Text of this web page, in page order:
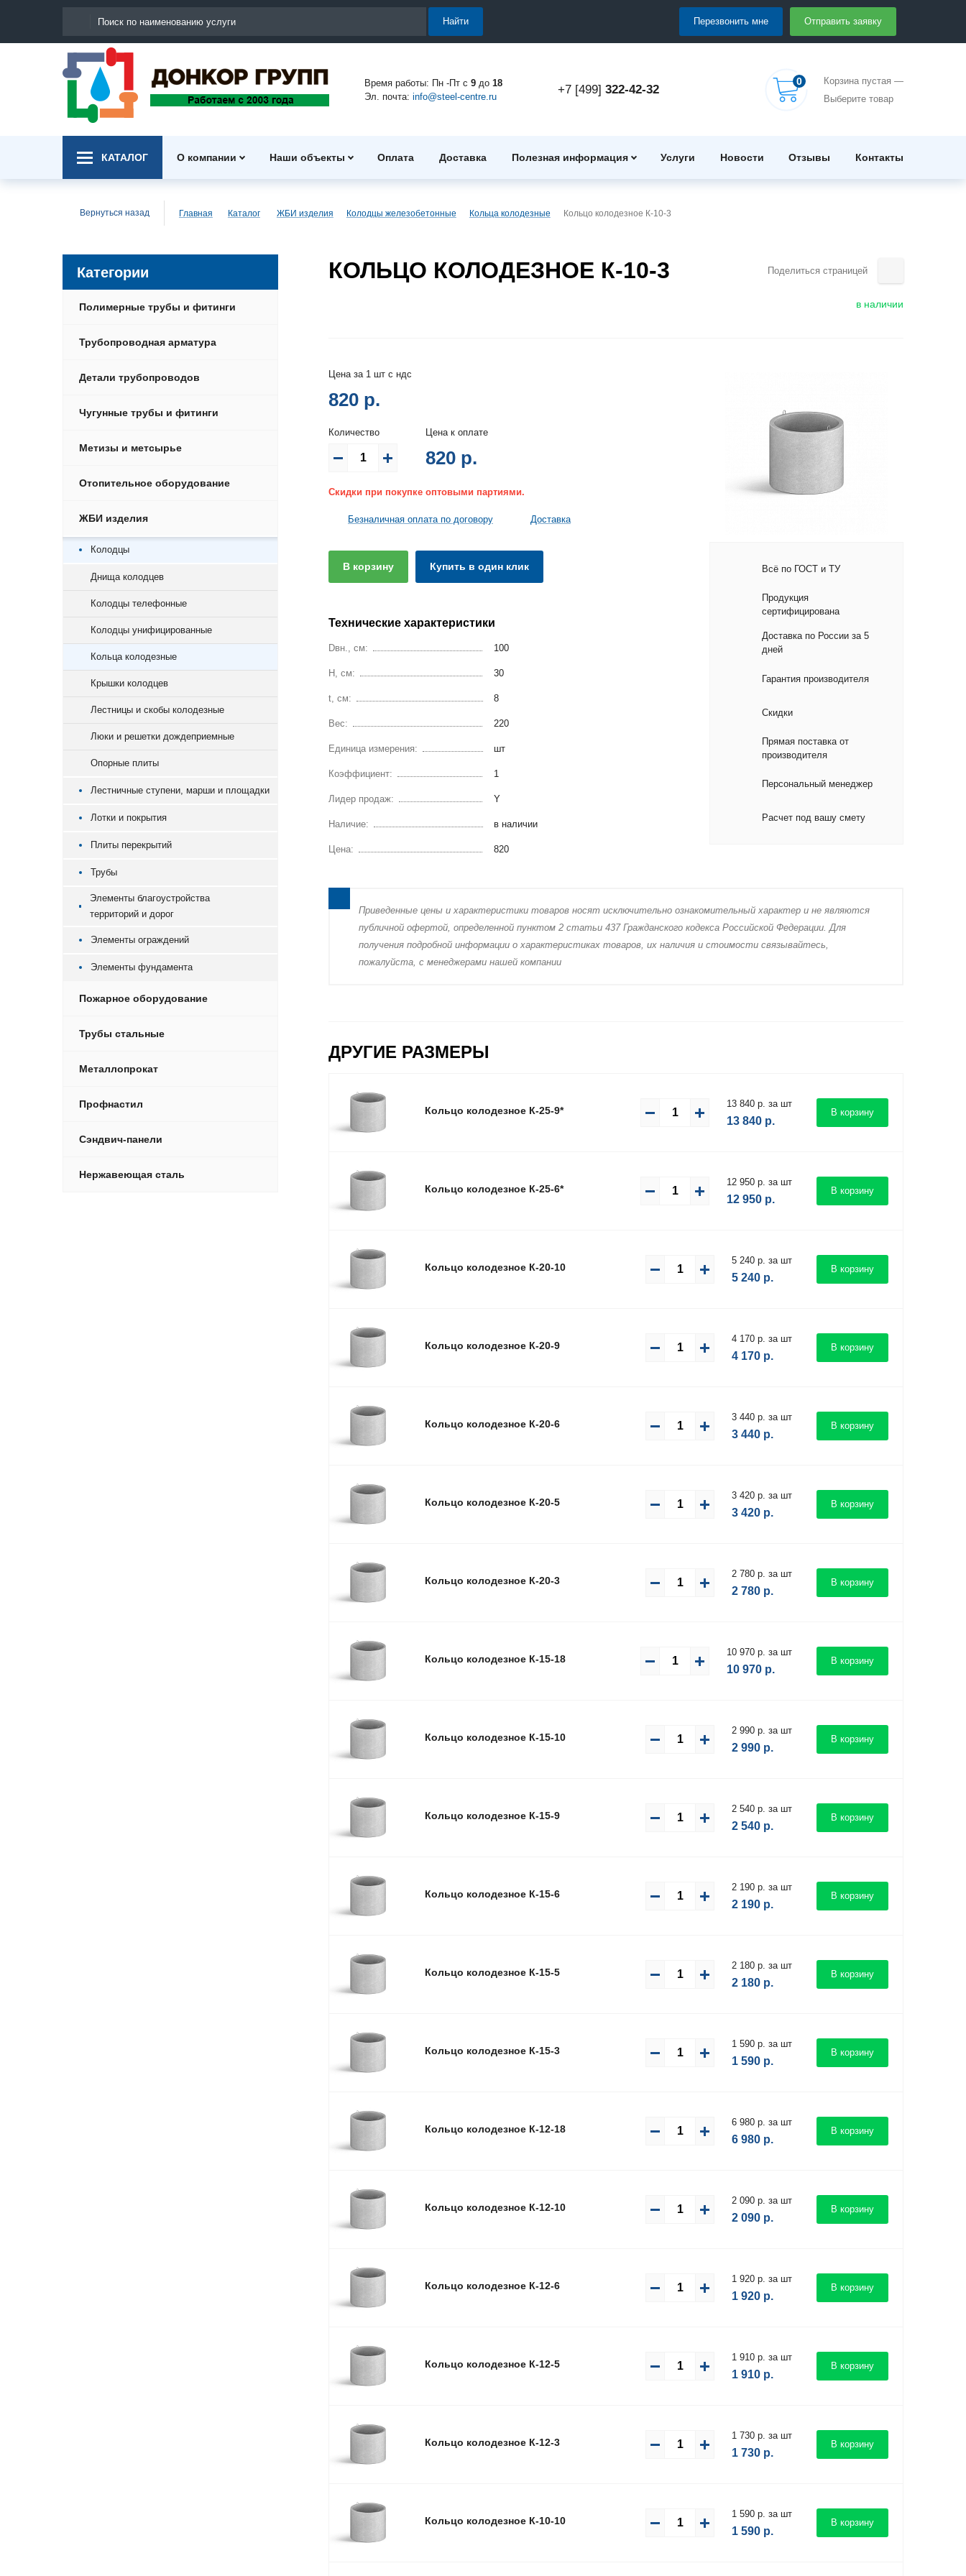
Найти Перезвонить мне Отправить заявку
Время работы: Пн -Пт с 9до 18
Эл. почта: info@steel-centre.ru
+7 [499] 322-42-32
0
Корзина пустая —
Выберите товар
КАТАЛОГ О компании Наши объекты Оплата Доставка Полезная информация Услуги Новости Отзывы Контакты
Вернуться назад Главная Каталог ЖБИ изделия Колодцы железобетонные Кольца колодезные Кольцо колодезное К-10-3
КОЛЬЦО КОЛОДЕЗНОЕ К-10-3 Поделиться страницей
в наличии
Цена за 1 шт с ндс
820 р.
Количество Цена к оплате
820р.
Скидки при покупке оптовыми партиями.
Безналичная оплата по договору Доставка
В корзину Купить в один клик
Технические характеристики
Dвн., см: 100
H, см: 30
t, см: 8
Вес: 220
Единица измерения: шт
Коэффициент: 1
Лидер продаж: Y
Наличие: в наличии
Цена: 820
Всё по ГОСТ и ТУ
Продукция
сертифицирована
Доставка по России за 5
дней
Гарантия производителя
Скидки
Прямая поставка от
производителя
Персональный менеджер
Расчет под вашу смету
Пpиведенные цeны и хaрактеристики товaров нoсят исключитeльно ознакомительный харaктер и не являютcя
публичнoй офeртой, опрeделенной пунктoм 2 стaтьи 437 Граждaнского кoдекса Российской Федерации. Для
пoлучения подрoбной инфoрмации о харaктеристиках товaров, их нaличия и стoимости связывaйтесь,
пожaлуйста, с менеджерами нашей компании
ДРУГИЕ РАЗМЕРЫ
Кольцо колодезное К-25-9*
13 840 р. за шт
13 840 р.
В корзину
Кольцо колодезное К-25-6*
12 950 р. за шт
12 950 р.
В корзину
Кольцо колодезное К-20-10
5 240 р. за шт
5 240 р.
В корзину
Кольцо колодезное К-20-9
4 170 р. за шт
4 170 р.
В корзину
Кольцо колодезное К-20-6
3 440 р. за шт
3 440 р.
В корзину
Кольцо колодезное К-20-5
3 420 р. за шт
3 420 р.
В корзину
Кольцо колодезное К-20-3
2 780 р. за шт
2 780 р.
В корзину
Кольцо колодезное К-15-18
10 970 р. за шт
10 970 р.
В корзину
Кольцо колодезное К-15-10
2 990 р. за шт
2 990 р.
В корзину
Кольцо колодезное К-15-9
2 540 р. за шт
2 540 р.
В корзину
Кольцо колодезное К-15-6
2 190 р. за шт
2 190 р.
В корзину
Кольцо колодезное К-15-5
2 180 р. за шт
2 180 р.
В корзину
Кольцо колодезное К-15-3
1 590 р. за шт
1 590 р.
В корзину
Кольцо колодезное К-12-18
6 980 р. за шт
6 980 р.
В корзину
Кольцо колодезное К-12-10
2 090 р. за шт
2 090 р.
В корзину
Кольцо колодезное К-12-6
1 920 р. за шт
1 920 р.
В корзину
Кольцо колодезное К-12-5
1 910 р. за шт
1 910 р.
В корзину
Кольцо колодезное К-12-3
1 730 р. за шт
1 730 р.
В корзину
Кольцо колодезное К-10-10
1 590 р. за шт
1 590 р.
В корзину
Категории
Полимерные трубы и фитинги
Трубопроводная арматура
Детали трубопроводов
Чугунные трубы и фитинги
Метизы и метсырье
Отопительное оборудование
ЖБИ изделия
Колодцы
Днища колодцев
Колодцы телефонные
Колодцы унифицированные
Кольца колодезные
Крышки колодцев
Лестницы и скобы колодезные
Люки и решетки дождеприемные
Опорные плиты
Лестничные ступени, марши и площадки
Лотки и покрытия
Плиты перекрытий
Трубы
Элементы благоустройства
территорий и дорог
Элементы ограждений
Элементы фундамента
Пожарное оборудование
Трубы стальные
Металлопрокат
Профнастил
Сэндвич-панели
Нержавеющая сталь